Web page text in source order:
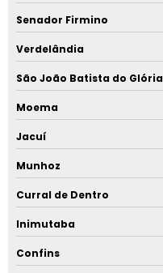
Senador Firmino
Verdelândia
São João Batista do Glória
Moema
Jacuí
Munhoz
Curral de Dentro
Inimutaba
Confins